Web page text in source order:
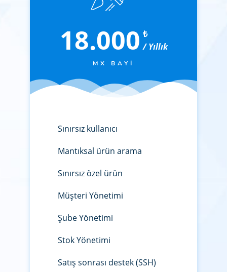
18.000 ₺
/ Yıllık
MX BAYI
Sınırsız kullanıcı
Mantıksal ürün arama
Sınırsız özel ürün
Müşteri Yönetimi
Şube Yönetimi
Stok Yönetimi
Satış sonrası destek (SSH)